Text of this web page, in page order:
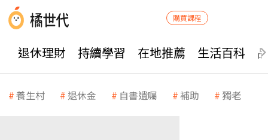
購買課程
退休理財 持續學習 在地推薦 生活百科
養生村 退休金 自書遺囑 補助 獨老